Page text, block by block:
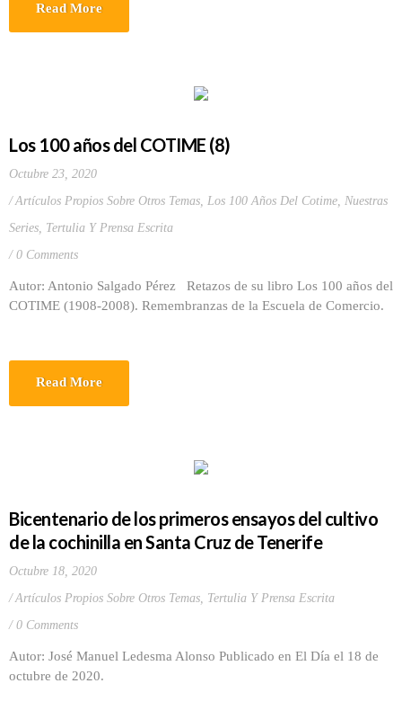
Read More
Los 100 años del COTIME (8)
Octubre 23, 2020
Artículos Propios Sobre Otros Temas, Los 100 Años Del Cotime, Nuestras
Series, Tertulia Y Prensa Escrita
0 Comments
Autor: Antonio Salgado Pérez Retazos de su libro Los 100 años del
COTIME (1908-2008). Remembranzas de la Escuela de Comercio.
Read More
Bicentenario de los primeros ensayos del cultivo
de la cochinilla en Santa Cruz de Tenerife
Octubre 18, 2020
Artículos Propios Sobre Otros Temas, Tertulia Y Prensa Escrita
0 Comments
Autor: José Manuel Ledesma Alonso Publicado en El Día el 18 de
octubre de 2020.